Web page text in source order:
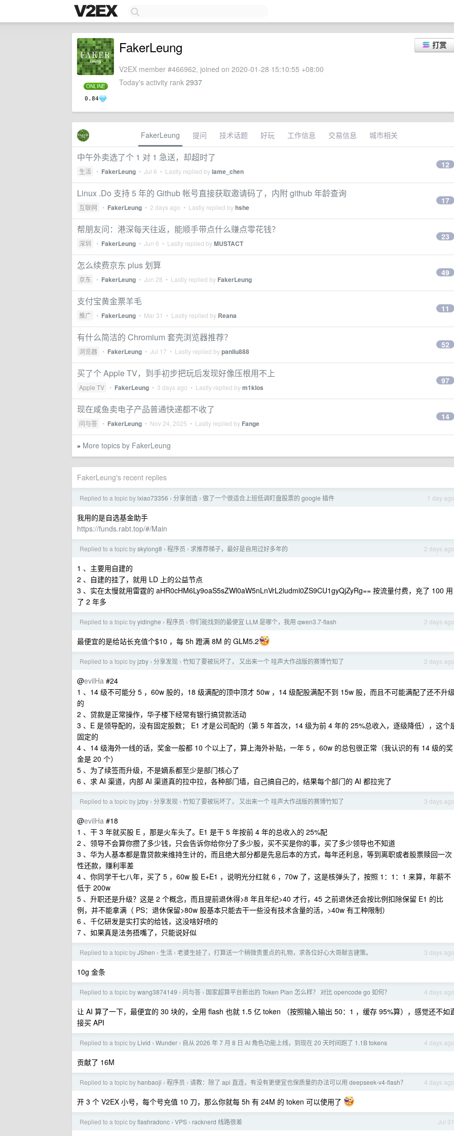
ONLINE
0.84
打赏
FakerLeung
V2EX member #466962, joined on 2020-01-28 15:10:55 +08:00
Today's activity rank 2937
FakerLeung 提问 技术话题 好玩 工作信息 交易信息 城市相关
中午外卖选了个 1 对 1 急送，却超时了
生活 • FakerLeung • Jul 6 • Lastly replied bylame_chen
12
Linux .Do 支持 5 年的 Github 帐号直接获取邀请码了，内附 github 年龄查询
互联网 • FakerLeung • 2 days ago • Lastly replied byhshe
17
帮朋友问：港深每天往返，能顺手带点什么赚点零花钱？
深圳 • FakerLeung • Jun 6 • Lastly replied byMUSTACT
23
怎么续费京东 plus 划算
京东 • FakerLeung • Jun 28 • Lastly replied by FakerLeung
49
支付宝黄金票羊毛
推广 • FakerLeung • Mar 31 • Lastly replied by Reana
11
有什么简洁的 Chromium 套壳浏览器推荐？
浏览器 • FakerLeung • Jul 17 • Lastly replied bypanliu888
52
买了个 Apple TV，到手初步把玩后发现好像压根用不上
Apple TV • FakerLeung • 3 days ago • Lastly replied bym1klos
97
现在咸鱼卖电子产品普通快递都不收了
问与答 • FakerLeung • Nov 24, 2025 • Lastly replied by Fange
14
» More topics by FakerLeung
FakerLeung's recent replies
1 day ago
Replied to a topic by lxiao73356 › 分享创造 › 做了一个很适合上班低调盯盘股票的 google 插件
我用的是自选基金助手
https://funds.rabt.top/#/Main
2 days ago
Replied to a topic byskylong8 › 程序员 › 求推荐梯子，最好是自用过好多年的
1 、主要用自建的
2 、自建的挂了，就用 LD 上的公益节点
3 、实在太慢就用雷霆的 aHR0cHM6Ly9oaS5sZWl0aW5nLnVrL2ludml0ZS9CU1gyQjZyRg== 按流量付费，充了 100 用
了 2 年多
2 days ago
Replied to a topic byyidinghe › 程序员 › 你们能找到的最便宜 LLM 是哪个，我用 qwen3.7-flash
最便宜的是给站长充值个$10 ，每 5h 蹬满 8M 的 GLM5.2
2 days ago
Replied to a topic byjzby › 分享发现 › 竹知了要被玩坏了， 又出来一个 哇声大作战版的赛博竹知了
@evilHa #24
1 、14 级不可能分 5 ，60w 股的，18 级满配的顶中顶才 50w ，14 级配股满配不到 15w 股，而且不可能满配了还不升级
的
2 、贷款是正常操作，华子楼下经常有银行搞贷款活动
3 、E 是领导配的，没有固定股数； E1 才是公司配的（第 5 年首次，14 级为前 4 年的 25%总收入，逐级降低），这个
固定的
4 、14 级海外一线的话，奖金一般都 10 个以上了，算上海外补贴，一年 5 ，60w 的总包很正常（我认识的有 14 级的奖
金是 20 个）
5 、为了续签而升级，不是嫡系都至少是部门核心了
6 、求 AI 渠道，内部 AI 渠道真的拉中拉，各种部门墙，自己搞自己的，结果每个部门的 AI 都拉完了
3 days ago
Replied to a topic byjzby › 分享发现 › 竹知了要被玩坏了， 又出来一个 哇声大作战版的赛博竹知了
@evilHa #18
1 、干 3 年就买股 E ，那是火车头了。E1 是干 5 年按前 4 年的总收入的 25%配
2 、领导不会算你攒了多少钱，只会告诉你给你分了多少股，买不买是你的事，买了多少领导也不知道
3 、华为人基本都是靠贷款来维持生计的，而且绝大部分都是先息后本的方式，每年还利息，等到离职或者股票赎回一次
性还款，赚利率差
4 、你同学干七八年，买了 5 ，60w 股 E+E1 ，说明光分红就 6 ，70w 了，这是核弹头了，按照 1：1：1 来算，年薪不
低于 200w
5 、升职还是升级？这是 2 个概念，而且提前退休得>8 年且年纪>40 才行，45 之前退休还会按比例扣除保留 E1 的比
例，并不能拿满（ PS：退休保留>80w 股基本只能去干一些没有技术含量的活，>40w 有工种限制）
6 、千亿研发是实打实的给钱，这没啥好喷的
7 、如果真是法务捂嘴了，只能说好似
3 days ago
Replied to a topic byJShen › 生活 › 老婆生娃了，打算送一个稍微贵重点的礼物，求各位好心大哥献言建策。
10g 金条
4 days ago
Replied to a topic bywang3874149 › 问与答 › 国家超算平台新出的 Token Plan 怎么样？ 对比 opencode go 如何？
让 AI 算了一下，最便宜的 30 块的，全用 flash 也就 1.5 亿 token （按照输入输出 50：1 ，缓存 95%算），感觉还不如
接买 API
4 days ago
Replied to a topic by Livid › Wunder › 自从 2026 年 7 月 8 日 AI 角色功能上线，到现在 20 天时间跑了 1.1B tokens
贡献了 16M
4 days ago
Replied to a topic by hanbaoji › 程序员 › 请教：除了 api 直连，有没有更便宜也保质量的办法可以用 deepseek-v4-flash？
开 3 个 V2EX 小号，每个号充值 10 刀，那么你就每 5h 有 24M 的 token 可以使用了
Jul 31
Replied to a topic byflashradonc › VPS › racknerd 线路很差